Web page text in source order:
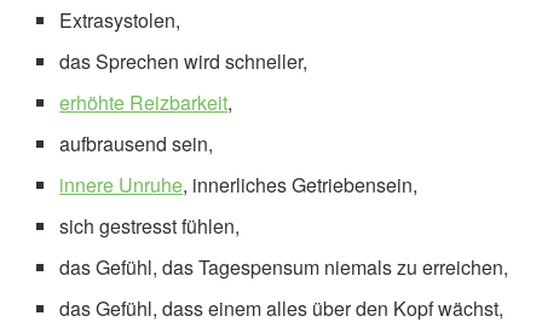
Extrasystolen,
das Sprechen wird schneller,
erhöhte Reizbarkeit,
aufbrausend sein,
innere Unruhe, innerliches Getriebensein,
sich gestresst fühlen,
das Gefühl, das Tagespensum niemals zu erreichen,
das Gefühl, dass einem alles über den Kopf wächst,